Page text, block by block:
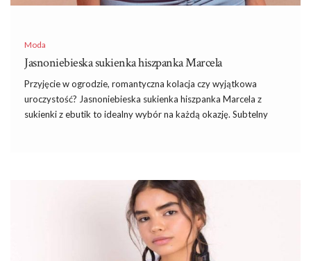
Moda
Jasnoniebieska sukienka hiszpanka Marcela
Przyjęcie w ogrodzie, romantyczna kolacja czy wyjątkowa
uroczystość? Jasnoniebieska sukienka hiszpanka Marcela z
sukienki z ebutik to idealny wybór na każdą okazję. Subtelny
Marcela to nie tylko zachwycający design. Sukienka została
wykonana z wysokiej jakości materiałów, które zapewniają
komfort noszenia przez cały dzień. Elastyczna tkanina doskonale
dopasowuje się do sylwetki, jednocześnie umożliwiając swobodę
ruchów. Ta kreacja jest idealnym połączeniem mody i